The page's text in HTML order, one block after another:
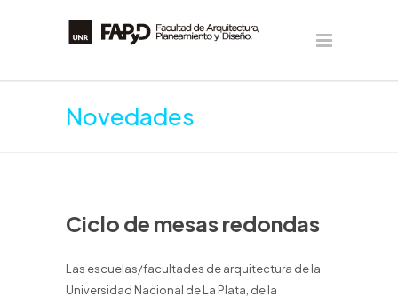
Novedades
Ciclo de mesas redondas
Las escuelas/facultades de arquitectura de la
Universidad Nacional de La Plata, de la